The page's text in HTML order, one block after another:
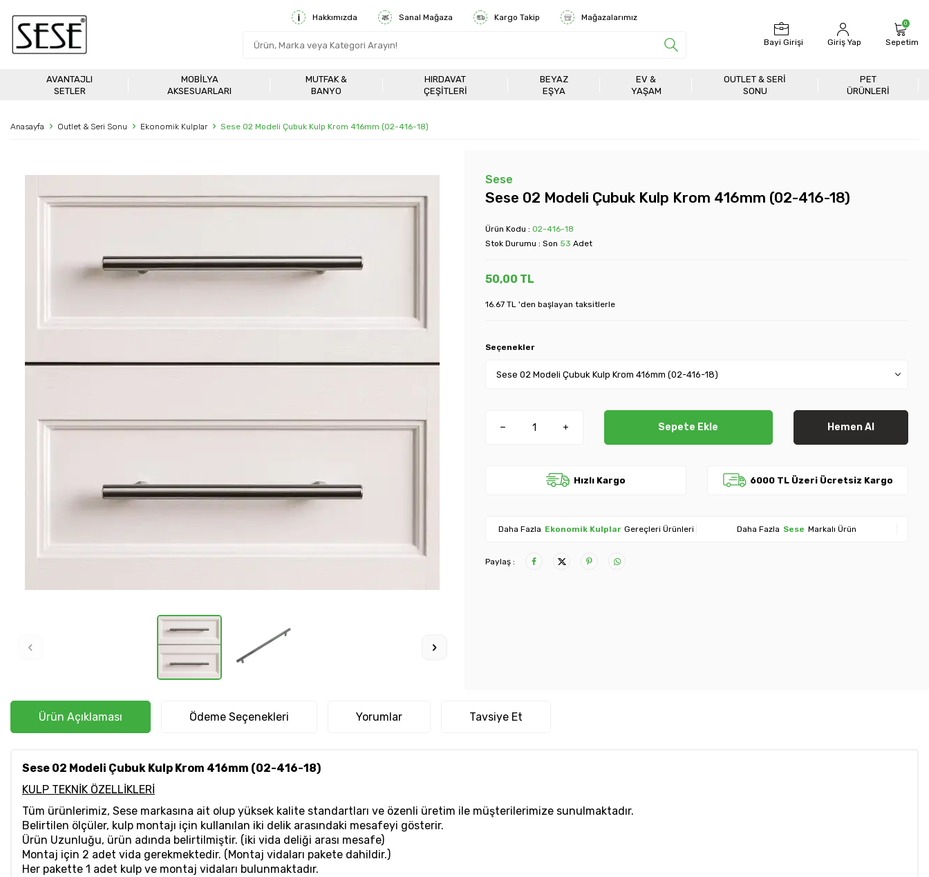
Hakkımızda Sanal Mağaza Kargo Takip Mağazalarımız
Bayi Girişi Giriş Yap
0
Sepetim
AVANTAJLI
SETLER
MOBILYA
AKSESUARLARI
MUTFAK &
BANYO
HIRDAVAT
ÇEŞITLERI
BEYAZ
EŞYA
EV &
YAŞAM
OUTLET & SERI
SONU
PET
ÜRÜNLERİ
Anasayfa Outlet & Seri Sonu Ekonomik Kulplar Sese 02 Modeli Çubuk Kulp Krom 416mm (02-416-18)
Sese
Sese 02 Modeli Çubuk Kulp Krom 416mm (02-416-18)
Ürün Kodu : 02-416-18
Stok Durumu : Son 53 Adet
50,00 TL
16.67 TL 'den başlayan taksitlerle
Seçenekler
Sepete Ekle Hemen Al
Hızlı Kargo 6000 TL Üzeri Ücretsiz Kargo
Daha Fazla Ekonomik Kulplar Gereçleri Ürünleri Daha Fazla Sese Markalı Ürün
Paylaş :
Ürün Açıklaması Ödeme Seçenekleri Yorumlar Tavsiye Et
Sese 02 Modeli Çubuk Kulp Krom 416mm (02-416-18)
KULP TEKNİK ÖZELLİKLERİ
Tüm ürünlerimiz, Sese markasına ait olup yüksek kalite standartları ve özenli üretim ile müşterilerimize sunulmaktadır.
Belirtilen ölçüler, kulp montajı için kullanılan iki delik arasındaki mesafeyi gösterir.
Ürün Uzunluğu, ürün adında belirtilmiştir. (iki vida deliği arası mesafe)
Montaj için 2 adet vida gerekmektedir. (Montaj vidaları pakete dahildir.)
Her pakette 1 adet kulp ve montaj vidaları bulunmaktadır.